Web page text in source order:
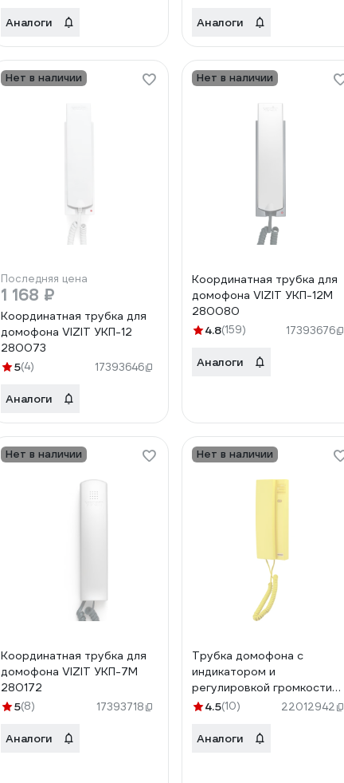
Аналоги Аналоги
Нет в наличии
Последняя цена
1 168 ₽
Координатная трубка для
домофона VIZIT УКП-12
280073
5(4) 17393646
Аналоги
Нет в наличии
Координатная трубка для
домофона VIZIT УКП-12М
280080
4.8(159) 17393676
Аналоги
Нет в наличии
Координатная трубка для
домофона VIZIT УКП-7М
280172
5(8) 17393718
Аналоги
Нет в наличии
Трубка домофона с
индикатором и
регулировкой громкости
REXANT RX-322, желтая 45-
4.5(10) 22012942
Аналоги